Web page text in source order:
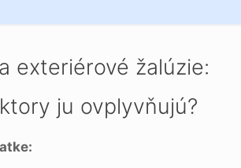
exteriérové žalúzie:
ju ovplyvňujú?